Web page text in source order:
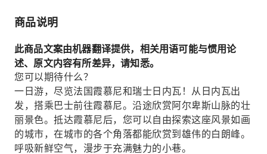
商品说明
此商品文案由机器翻译提供，相关用语可能与惯用论
述、原文内容有所差异，请知悉。
您可以期待什么？
一日游，尽览法国霞慕尼和瑞士日内瓦！从日内瓦出
发，搭乘巴士前往霞慕尼。沿途欣赏阿尔卑斯山脉的壮
丽景色。抵达霞慕尼后，您可以自由探索这座风景如画
的城市，在城市的各个角落都能欣赏到雄伟的白朗峰。
呼吸新鲜空气，漫步于充满魅力的小巷。